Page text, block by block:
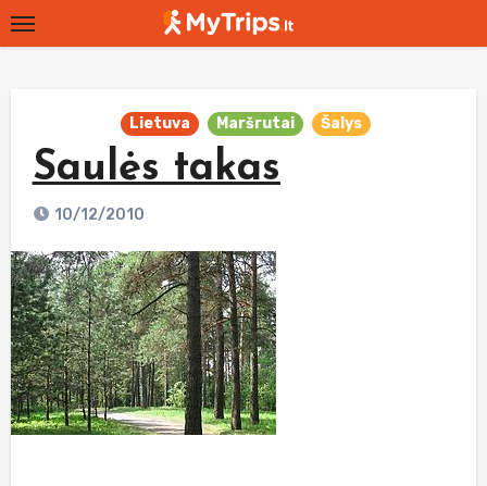
Skip
to
Lietuva Maršrutai Šalys
Saulės takas
10/12/2010